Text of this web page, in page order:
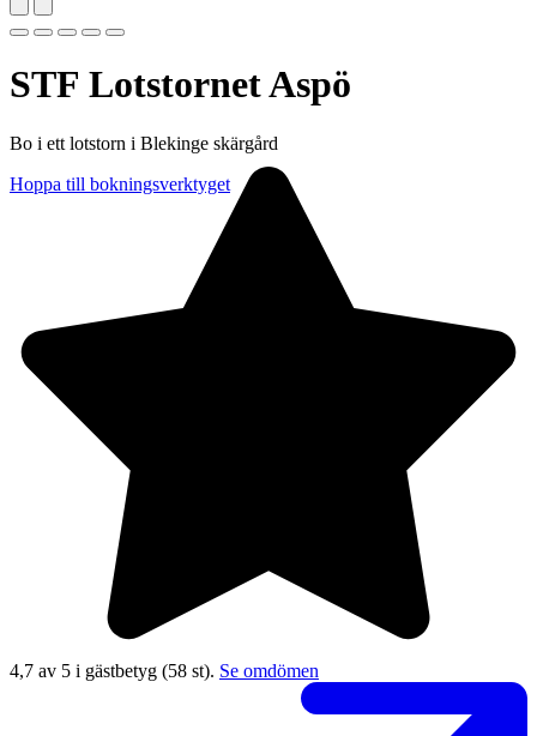
STF Lotstornet Aspö
Bo i ett lotstorn i Blekinge skärgård
Hoppa till bokningsverktyget
4,7 av 5 i gästbetyg (58 st). Se omdömen